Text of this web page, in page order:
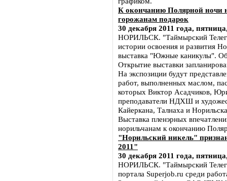
К окончанию Полярной ночи
горожанам подарок
30 декабря 2011 года,
НОРИЛЬСК. "Таймырский
истории освоения и развития
выставка "Южные каникулы".
Открытие выставки
На экспозиции будут
работ, выполненных маслом,
которых Виктор Асадчиков,
преподаватели НДХШ и
Кайеркана, Талнаха и
Выставка пленэрных
норильчанам к окончанию
"Норильский никель"
2011"
30 декабря 2011 года,
НОРИЛЬСК. "Таймырский
портала Superjob.ru среди